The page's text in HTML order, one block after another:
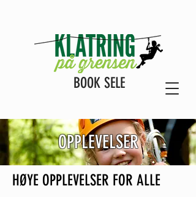
BOOK SELE
OPPLEVELSER
HØYE OPPLEVELSER FOR ALLE